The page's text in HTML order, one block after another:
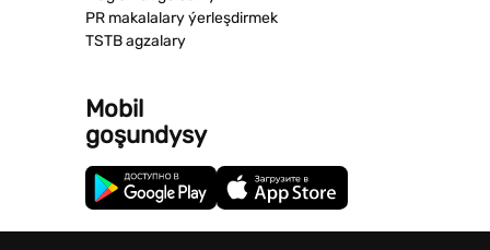
PR makalalary ýerleşdirmek
TSTB agzalary
Mobil
goşundysy